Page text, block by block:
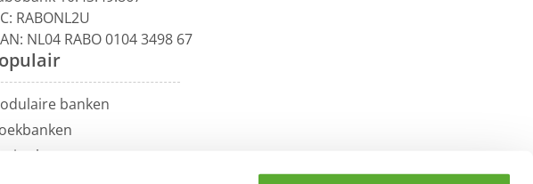
RABONL2U
NL04 RABO 0104 3498 67
banken
longue